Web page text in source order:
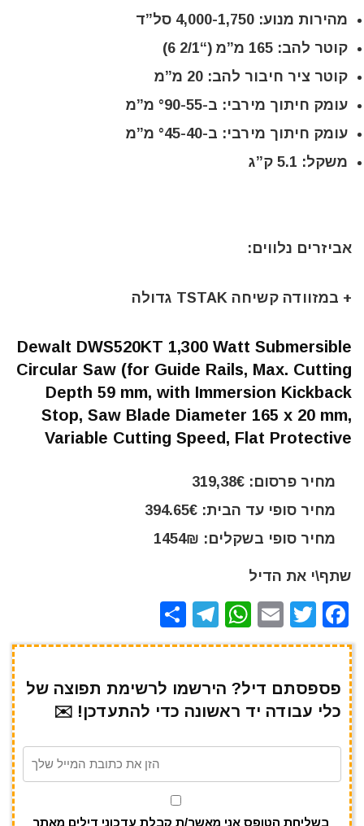
מהירות מנוע: 4,000-1,750 סל”ד
קוטר להב: 165 מ”מ (“2/1 6)
קוטר ציר חיבור להב: 20 מ”מ
עומק חיתוך מירבי: ב-°90-55 מ”מ
עומק חיתוך מירבי: ב-°45-40 מ”מ
משקל: 5.1 ק”ג
אביזרים נלווים:
+ במזוודה קשיחה TSTAK גדולה
Dewalt DWS520KT 1,300 Watt Submersible
Circular Saw (for Guide Rails, Max. Cutting
Depth 59 mm, with Immersion Kickback
Stop, Saw Blade Diameter 165 x 20 mm,
Variable Cutting Speed, Flat Protective
מחיר פרסום: 319,38€
מחיר סופי עד הבית: 394.65€
מחיר סופי בשקלים: 1454₪
שתף\י את הדיל
F
a
e
b
o
T
w
te
r
E
m
l
W
h
s
A
p
T
el
gr
a
m
h
e
פספסתם דיל? הירשמו לרשימת תפוצה של
כלי עבודה יד ראשונה כדי להתעדכן! ✉️
בשליחת הטופס אני מאשר/ת קבלת עדכוני דילים מאתר